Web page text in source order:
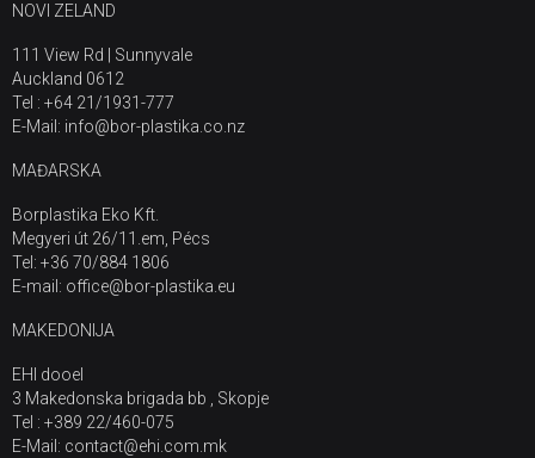
NOVI ZELAND
111 View Rd | Sunnyvale
Auckland 0612
Tel : +64 21/1931-777
E-Mail: info@bor-plastika.co.nz
MAĐARSKA
Borplastika Eko Kft.
Megyeri út 26/11.em, Pécs
Tel: +36 70/884 1806
E-mail: office@bor-plastika.eu
MAKEDONIJA
EHI dooel
3 Makedonska brigada bb , Skopje
Tel : +389 22/460-075
E-Mail: contact@ehi.com.mk